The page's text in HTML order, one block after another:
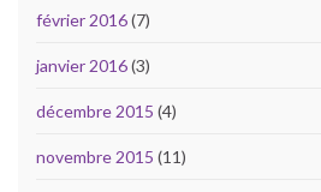
février 2016(7)
janvier 2016(3)
décembre 2015 (4)
novembre 2015 (11)